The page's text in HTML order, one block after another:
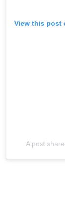
View this post
A post